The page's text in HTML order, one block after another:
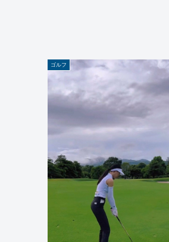
ゴルフ